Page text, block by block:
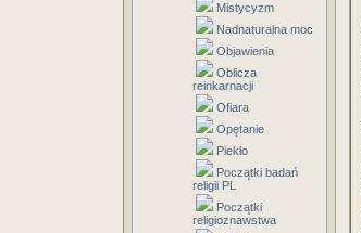
Mistycyzm
Nadnaturalna moc
Objawienia
Oblicza
reinkarnacji
Ofiara
Opętanie
Piekło
Początki badań
religii PL
Początki
religioznawstwa